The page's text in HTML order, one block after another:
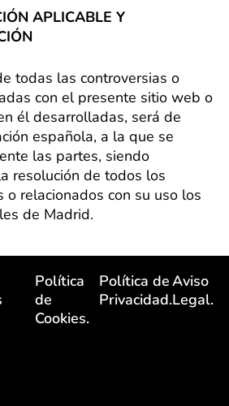
APLICABLE Y
todas las controversias o
con el presente sitio web o
él desarrolladas, será de
española, a la que se
las partes, siendo
resolución de todos los
o relacionados con su uso los
de Madrid.
Política
de
Cookies.
Política de
Privacidad.
Aviso
Legal.